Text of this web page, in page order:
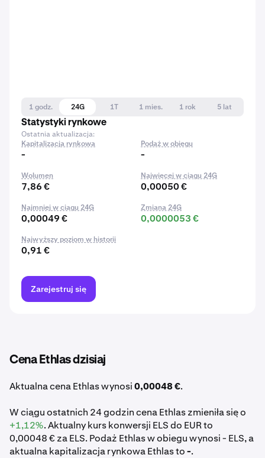
1 godz. 24G 1T 1 mies. 1 rok
5 lat
Statystyki rynkowe
Ostatnia aktualizacja:
Kapitalizacja rynkowa
-
Podaż w obiegu
-
Wolumen
7,86 €
Najwięcej w ciągu 24G
0,00050 €
Najmniej w ciągu 24G
0,00049 €
Zmiana 24G
0,0000053 €
Najwyższy poziom w historii
0,91 €
Zarejestruj się
Cena Ethlas dzisiaj
Aktualna cena Ethlas wynosi0,00048 €.
W ciągu ostatnich 24 godzin cena Ethlas zmieniła się o
+1,12%. Aktualny kurs konwersji ELS do EUR to
0,00048 € za ELS. Podaż Ethlas w obiegu wynosi - ELS, a
aktualna kapitalizacja rynkowa Ethlas to-.